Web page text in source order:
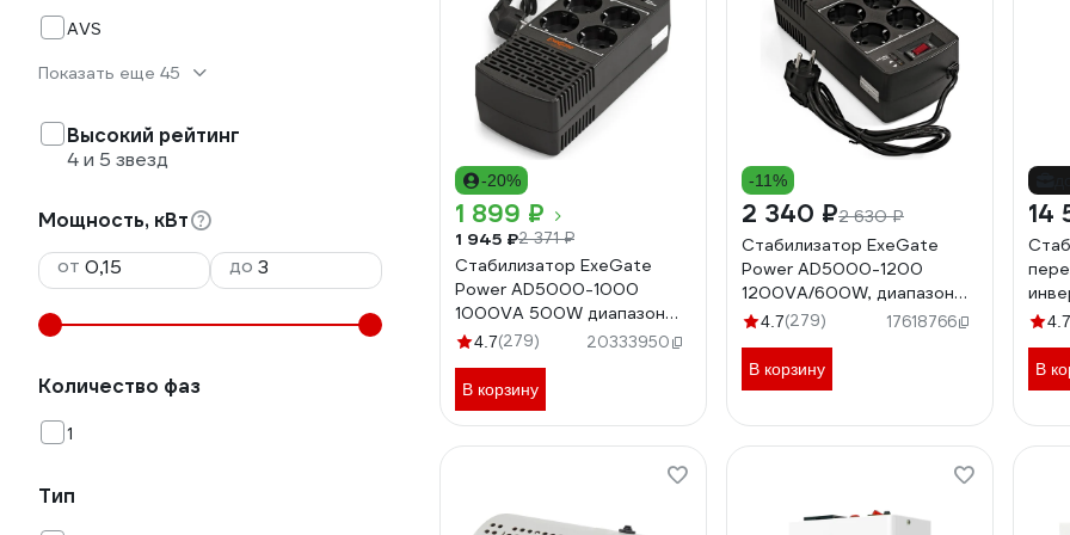
AVS
Показать еще 45
Высокий рейтинг
4 и 5 звезд
Мощность, кВт
от
до
Количество фаз
1
Тип
-20%
1 899 ₽
1 945 ₽2 371 ₽
Стабилизатор ExeGate
Power AD5000-1000
1000VA 500W диапазон
150-280В 4 евророзетки
4.7(279) 20333950
В корзину
-11%
2 340 ₽2 630 ₽
Стабилизатор ExeGate
Power AD5000-1200
1200VA/600W, диапазон
150-280В, 4 евророзетки
4.7(279) 17618766
В корзину
14
4.7
В